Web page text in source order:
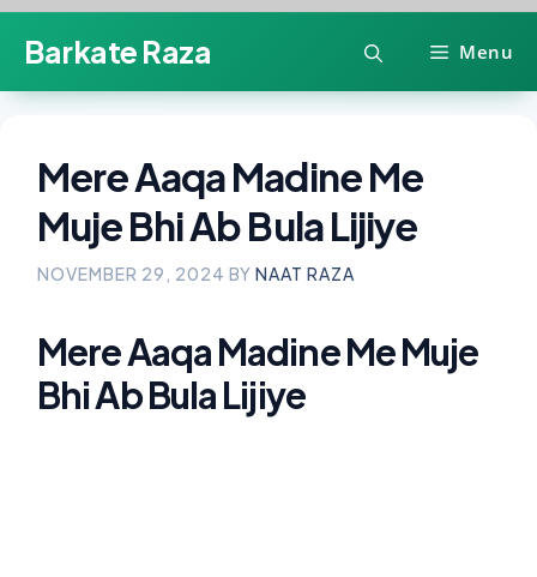
content
Barkate Raza Menu
Mere Aaqa Madine Me
Muje Bhi Ab Bula Lijiye
NOVEMBER 29, 2024 BY NAAT RAZA
Mere Aaqa Madine Me Muje
Bhi Ab Bula Lijiye